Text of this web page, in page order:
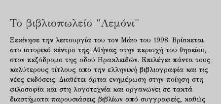
Το βιβλιοπωλείο "Λεμόνι"
Ξεκίνησε την λειτουργία του τον Μάιο του 1998. Βρίσκεται
στο ιστορικό κέντρο της Αθήνας στην περιοχή του θησείου,
στον πεζόδρομο της οδού Ηρακλειδών. Επιλέγει πάντα τους
καλύτερους τίτλους απο την ελληνική βιβλιογραφία και τις
νέες εκδόσεις. Διαθέτει άρτια ενημέρωση στην ποίηση στη
φιλοσοφία και στη λογοτεχνία και οργανώνει σε τακτά
διαστήματα παρουσιάσεις βιβλίων από συγγραφείς, καθώς